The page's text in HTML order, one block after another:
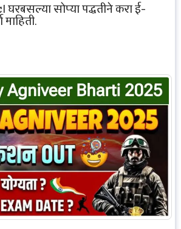
सोप्या पद्धतीने करा ई-